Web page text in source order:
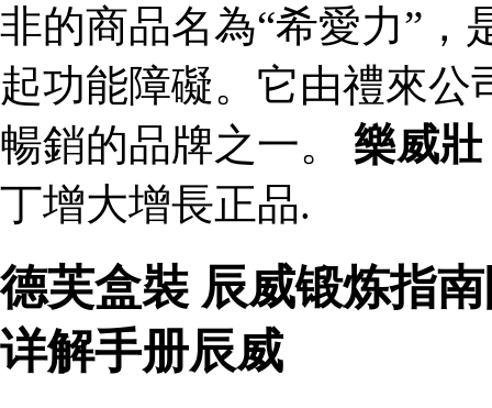
非的商品名為“希愛力”，
起功能障礙。它由禮來
暢銷的品牌之一。 樂威壯
丁增大增長正品.
德芙盒裝 辰威锻炼指
详解手册辰威